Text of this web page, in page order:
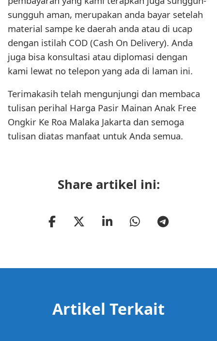
sungguh aman, merupakan anda bayar setelah
material sampe ke daerah anda atau di ucap
dengan istilah COD (Cash On Delivery). Anda
juga bisa konsultasi atau diplomasi dengan
kami lewat no telepon yang ada di laman ini.
Terimakasih telah mengunjungi dan membaca
tulisan perihal Harga Pasir Mainan Anak Free
Ongkir Ke Roa Malaka Jakarta dan semoga
tulisan diatas manfaat untuk Anda semua.
Share artikel ini:
Artikel Terkait